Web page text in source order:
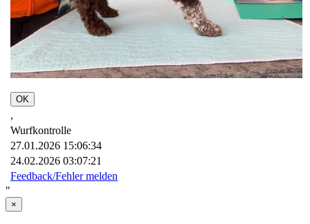
OK
,
Wurfkontrolle
27.01.2026 15:06:34
24.02.2026 03:07:21
Feedback/Fehler melden
"
×